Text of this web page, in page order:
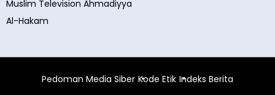
Muslim Television Ahmadiyya
Al-Hakam
Pedoman Media Siber Kode Etik Indeks Berita